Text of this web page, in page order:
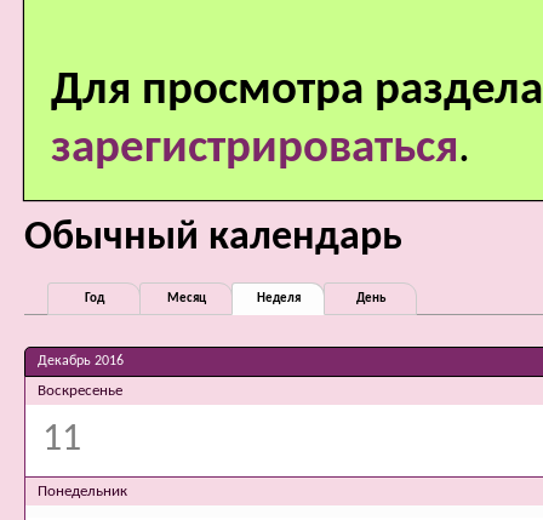
Для просмотра
зарегистрироваться.
Обычный календарь
Год Месяц Неделя День
Декабрь 2016
Воскресенье
11
Понедельник